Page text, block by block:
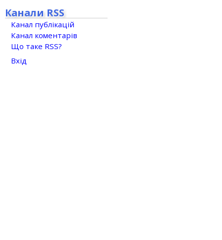
Канали RSS
Канал публікацій
Канал коментарів
Що таке RSS?
Вхід